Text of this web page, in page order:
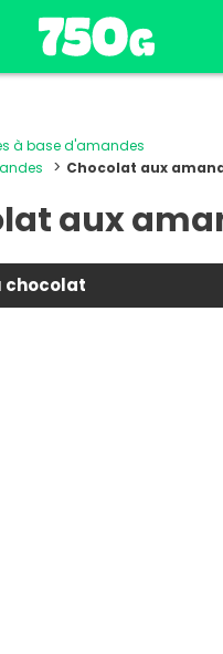
à base d'amandes
Chocolat aux
aux
chocolat